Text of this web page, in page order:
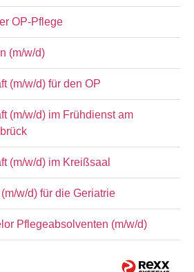
OP-Pflege
(m/w/d)
(m/w/d) für den OP
(m/w/d) im Frühdienst am
(m/w/d) im Kreißsaal
w/d) für die Geriatrie
Pflegeabsolventen (m/w/d)